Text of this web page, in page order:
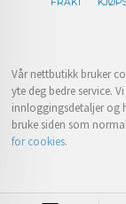
FRAKT
Vår nettbutikk bruker
yte deg bedre service.
innloggingsdetaljer og
bruke siden som
for cookies.